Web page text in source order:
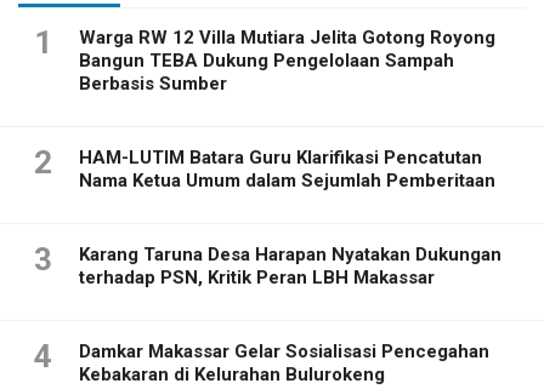
1
Warga RW 12 Villa Mutiara Jelita Gotong Royong
Bangun TEBA Dukung Pengelolaan Sampah
Berbasis Sumber
2
HAM-LUTIM Batara Guru Klarifikasi Pencatutan
Nama Ketua Umum dalam Sejumlah Pemberitaan
3
Karang Taruna Desa Harapan Nyatakan Dukungan
terhadap PSN, Kritik Peran LBH Makassar
4
Damkar Makassar Gelar Sosialisasi Pencegahan
Kebakaran di Kelurahan Bulurokeng